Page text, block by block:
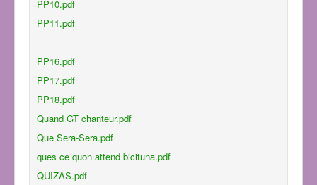
PP10.pdf
PP11.pdf
PP16.pdf
PP17.pdf
PP18.pdf
Quand GT chanteur.pdf
Que Sera-Sera.pdf
ques ce quon attend bicituna.pdf
QUIZAS.pdf